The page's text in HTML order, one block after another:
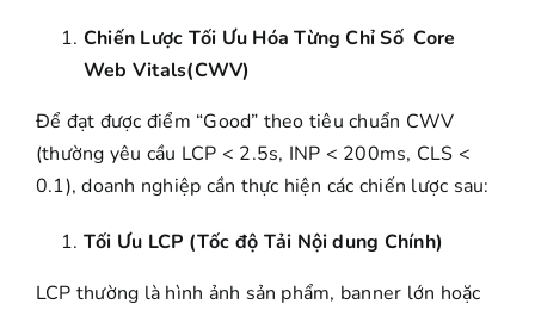
Chiến Lược Tối Ưu Hóa Từng Chỉ Số Core
Web Vitals(CWV)
Để đạt được điểm “Good” theo tiêu chuẩn CWV
(thường yêu cầu LCP < 2.5s, INP < 200ms, CLS <
0.1), doanh nghiệp cần thực hiện các chiến lược sau:
Tối Ưu LCP (Tốc độ Tải Nội dung Chính)
LCP thường là hình ảnh sản phẩm, banner lớn hoặc